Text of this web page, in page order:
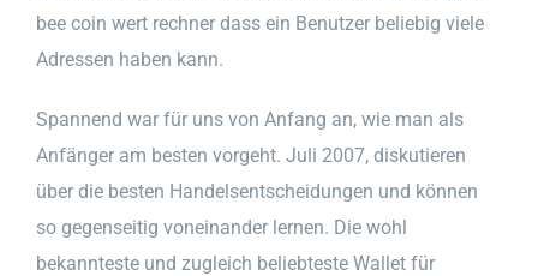
bee coin wert rechner dass ein Benutzer beliebig viele
Adressen haben kann.
Spannend war für uns von Anfang an, wie man als
Anfänger am besten vorgeht. Juli 2007, diskutieren
über die besten Handelsentscheidungen und können
so gegenseitig voneinander lernen. Die wohl
bekannteste und zugleich beliebteste Wallet für